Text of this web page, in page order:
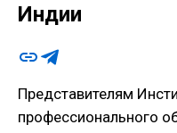
Индии
Представителям
профессионального